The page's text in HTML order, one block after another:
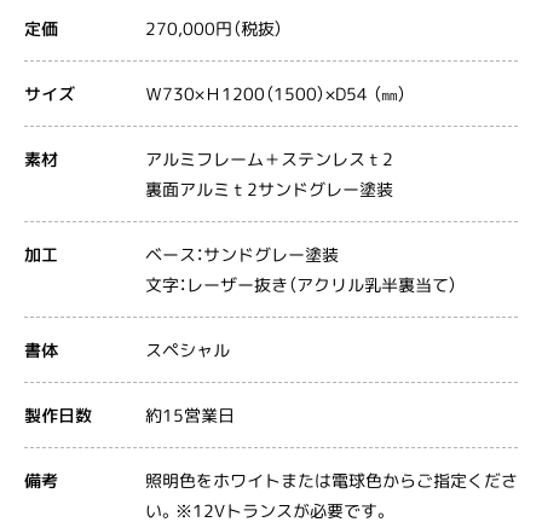
定価 270,000円（税抜）
サイズ Ｗ730×Ｈ1200（1500）×D54 （㎜）
素材
アルミフレーム＋ステンレスｔ2
裏面アルミｔ2サンドグレー塗装
加工 ベース：サンドグレー塗装
文字：レーザー抜き（アクリル乳半裏当て）
書体 スペシャル
製作日数 約15営業日
備考 照明色をホワイトまたは電球色からご指定くださ
い。※12Vトランスが必要です。